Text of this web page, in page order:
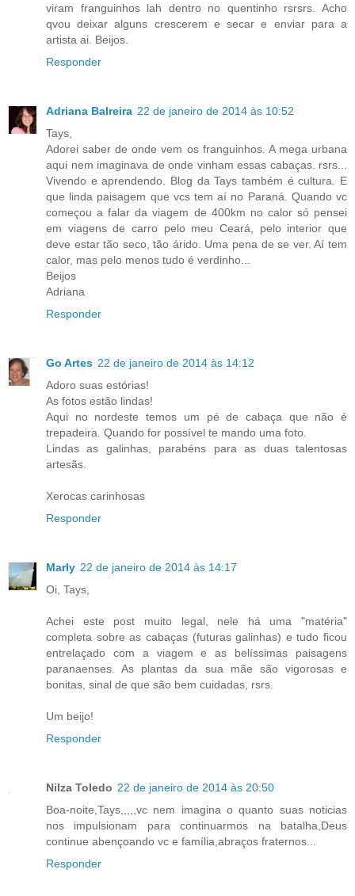
viram franguinhos lah dentro no quentinho rsrsrs. Acho
qvou deixar alguns crescerem e secar e enviar para a
artista ai. Beijos.
Responder
Adriana Balreira 22 de janeiro de 2014 às 10:52
Tays,
Adorei saber de onde vem os franguinhos. A mega urbana
aqui nem imaginava de onde vinham essas cabaças. rsrs...
Vivendo e aprendendo. Blog da Tays também é cultura. E
que linda paisagem que vcs tem aí no Paraná. Quando vc
começou a falar da viagem de 400km no calor só pensei
em viagens de carro pelo meu Ceará, pelo interior que
deve estar tão seco, tão árido. Uma pena de se ver. Aí tem
calor, mas pelo menos tudo é verdinho...
Beijos
Adriana
Responder
Go Artes 22 de janeiro de 2014 às 14:12
Adoro suas estórias!
As fotos estão lindas!
Aqui no nordeste temos um pé de cabaça que não é
trepadeira. Quando for possível te mando uma foto.
Lindas as galinhas, parabéns para as duas talentosas
artesãs.
Xerocas carinhosas
Responder
Marly 22 de janeiro de 2014 às 14:17
Oi, Tays,
Achei este post muito legal, nele há uma "matéria"
completa sobre as cabaças (futuras galinhas) e tudo ficou
entrelaçado com a viagem e as belíssimas paisagens
paranaenses. As plantas da sua mãe são vigorosas e
bonitas, sinal de que são bem cuidadas, rsrs.
Um beijo!
Responder
Nilza Toledo 22 de janeiro de 2014 às 20:50
Boa-noite,Tays,,,,,vc nem imagina o quanto suas noticias
nos impulsionam para continuarmos na batalha,Deus
continue abençoando vc e família,abraços fraternos...
Responder